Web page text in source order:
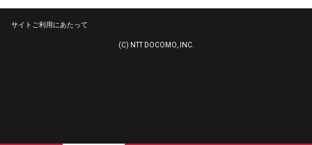
サイトご利用にあたって
(C) NTT DOCOMO, INC.